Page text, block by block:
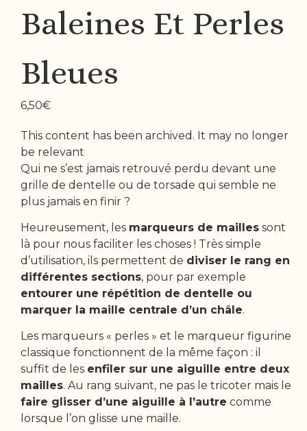
Baleines Et Perles
Bleues
6,50€
This content has been archived. It may no longer
be relevant
Qui ne s’est jamais retrouvé perdu devant une
grille de dentelle ou de torsade qui semble ne
plus jamais en finir ?
Heureusement, les marqueurs de mailles sont
là pour nous faciliter les choses ! Très simple
d’utilisation, ils permettent de diviser le rang en
différentes sections, pour par exemple
entourer une répétition de dentelle ou
marquer la maille centrale d’un châle.
Les marqueurs « perles » et le marqueur figurine
classique fonctionnent de la même façon : il
suffit de les enfiler sur une aiguille entre deux
mailles. Au rang suivant, ne pas le tricoter mais le
faire glisser d’une aiguille à l’autre comme
lorsque l’on glisse une maille.